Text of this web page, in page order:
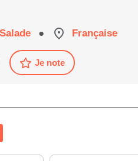
Salade ● Française
Je note